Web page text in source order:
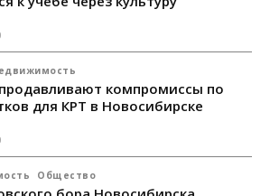
компромиссы по
для КРТ в Новосибирске
Общество